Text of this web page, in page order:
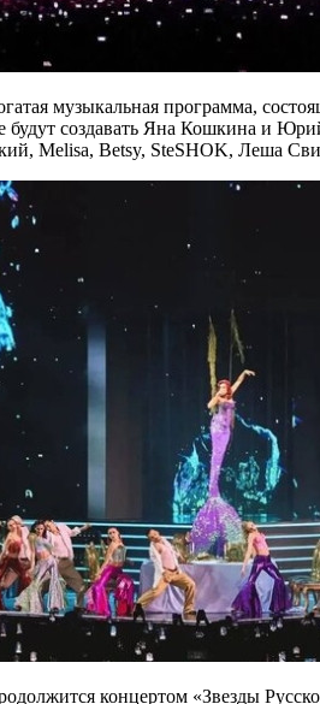
музыкальная программа,
будут создавать Яна Кошкина и
Melisa, Betsy, SteSHOK, Леша
концертом «Звезды